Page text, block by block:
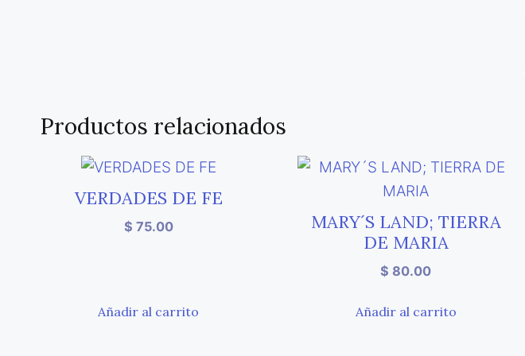
Productos relacionados
VERDADES DE FE
$ 75.00
Añadir al carrito
MARY´S LAND; TIERRA
DE MARIA
$ 80.00
Añadir al carrito